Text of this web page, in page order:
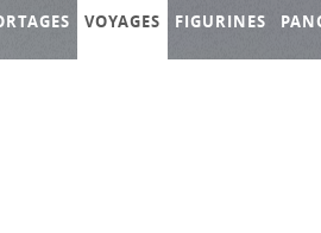
VOYAGES FIGURINES